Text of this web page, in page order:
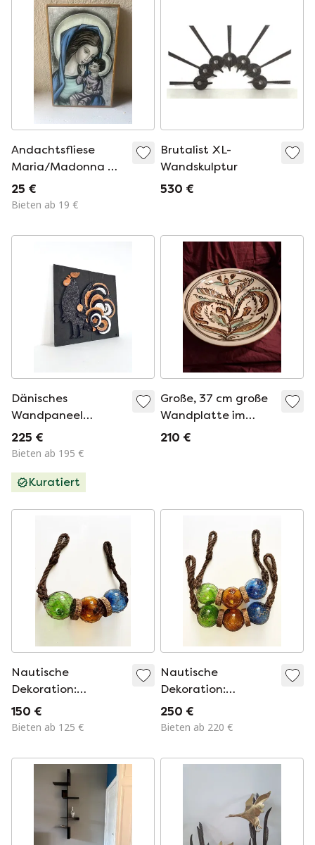
Andachtsfliese
Maria/Madonna mit
Kind, Opalglas
25 €
Bieten ab 19 €
Brutalist XL-
Wandskulptur
530 €
Dänisches
Wandpaneel
Keramik-Huhn '60
225 €
Bieten ab 195 €
Kuratiert
Große, 37 cm große
Wandplatte im
Vintage-Stil der
210 €
Nautische
Dekoration:
Glasmund-
Angelbojen.
Angelbojen mit
Korken und Seil.
Frankreich, 1960er
150 €
Bieten ab 125 €
Nautische
Dekoration:
mundgeblasene
Glasfischerbojen.
Jahre.
250 €
Bieten ab 220 €